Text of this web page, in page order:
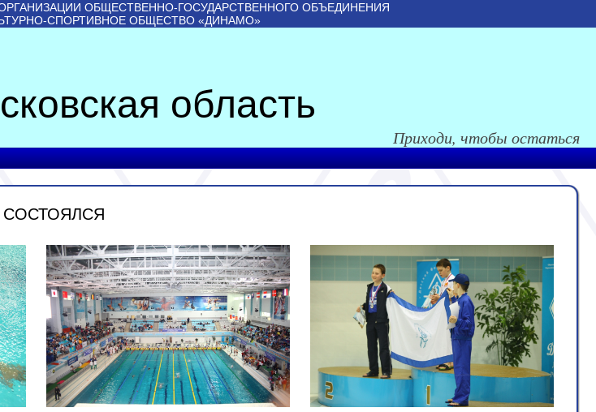
ОБЩЕСТВЕННО-ГОСУДАРСТВЕННОГО ОБЪЕДИНЕНИЯ
СПОРТИВНОЕ ОБЩЕСТВО «ДИНАМО»
область
Приходи, чтобы остаться
СОСТОЯЛСЯ